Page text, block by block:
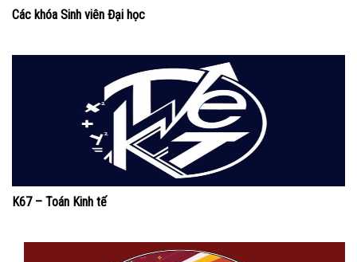
Các khóa Sinh viên Đại học
K67 – Toán Kinh tế